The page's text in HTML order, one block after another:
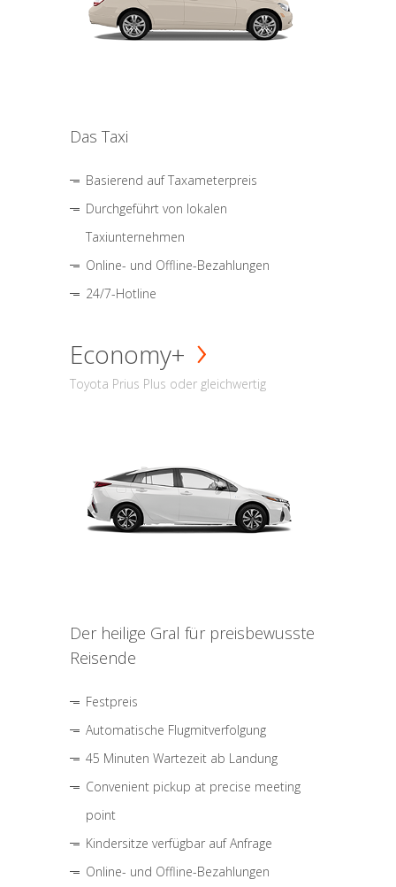
Das Taxi
Basierend auf Taxameterpreis
Durchgeführt von lokalen
Taxiunternehmen
Online- und Offline-Bezahlungen
24/7-Hotline
Economy+
Toyota Prius Plus oder gleichwertig
Der heilige Gral für preisbewusste
Reisende
Festpreis
Automatische Flugmitverfolgung
45 Minuten Wartezeit ab Landung
Convenient pickup at precise meeting
point
Kindersitze verfügbar auf Anfrage
Online- und Offline-Bezahlungen